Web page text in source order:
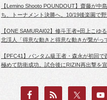
【Lemino Shooto POUNDOUT】齋藤が中
ち、トーナメント決勝へ。10/19後楽園で
【ONE SAMURAI02】修斗王者=田上こゆ
北渓人「得意な動きと得意な動きが繋がっ
【PFC41】バンタム級王者・森永が初回で
極めて防衛成功。試合後にRIZIN再出撃を